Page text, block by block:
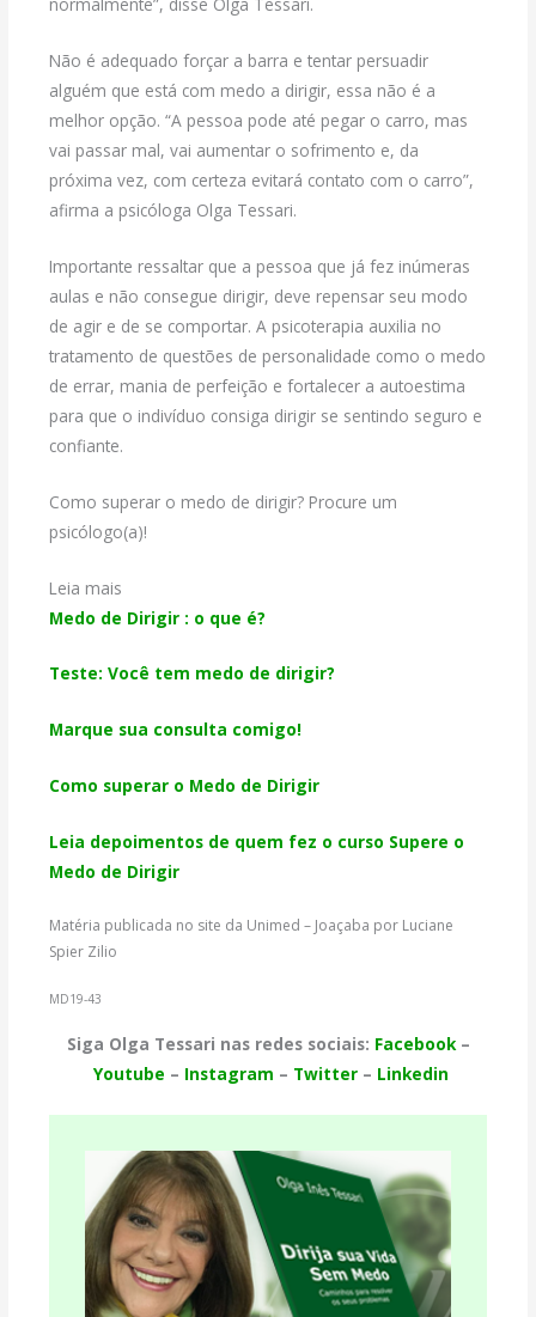
Não é adequado forçar a barra e tentar persuadir
alguém que está com medo a dirigir, essa não é a
melhor opção. “A pessoa pode até pegar o carro, mas
vai passar mal, vai aumentar o sofrimento e, da
próxima vez, com certeza evitará contato com o carro”,
afirma a psicóloga Olga Tessari.
Importante ressaltar que a pessoa que já fez inúmeras
aulas e não consegue dirigir, deve repensar seu modo
de agir e de se comportar. A psicoterapia auxilia no
tratamento de questões de personalidade como o medo
de errar, mania de perfeição e fortalecer a autoestima
para que o indivíduo consiga dirigir se sentindo seguro e
confiante.
Como superar o medo de dirigir? Procure um
psicólogo(a)!
Leia mais
Medo de Dirigir : o que é?
Teste: Você tem medo de dirigir?
Marque sua consulta comigo!
Como superar o Medo de Dirigir
Leia depoimentos de quem fez o curso Supere o
Medo de Dirigir
Matéria publicada no site da Unimed – Joaçaba por Luciane
Spier Zilio
MD19-43
Siga Olga Tessari nas redes sociais: Facebook–
Youtube – Instagram – Twitter– Linkedin